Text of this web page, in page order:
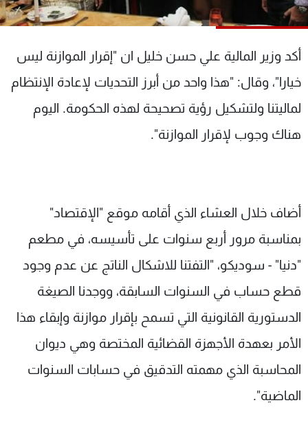
أكد وزير المالية علي حسن خليل ان "إقرار الموازنة ليس
خيارا"، وقال: "هذا واحد من أبرز التحديات لإعادة الإنتظام
لماليتنا ولتشكيل رؤية تصحيحة لهذه الحكومة. اليوم
هناك وجوب لإقرار الموازنة".
أضاف خلال العشاء الذي أقامه موقع "الإقتصاد"
بمناسبة مرور أربع سنوات على تأسيسه، في مطعم
"دنيا" - سوديكو، "التفتنا للاشكال الناتج عن عدم وجود
قطع حساب في السنوات السابقة، ووجدنا الصيغة
الدستورية القانونية التي تسمح بإقرار موازنة وإبقاء هذا
الأمر بعهدة الأجهزة القضائية المختصة وهي ديوان
المحاسبة الذي مهمته التدقيق في حسابات السنوات
الماضية".
شاهد البرامج
عن MTV
الإنـتـاج
لاعلاناتكم
وظائف
تواصل معنا
شروط الإسـتخدام